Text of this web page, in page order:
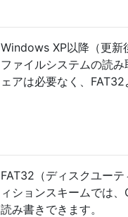
Windows XP以降（更新
ファイルシステムの読
ェアは必要なく、
FAT32（ディスクユー
ィションスキームでは
読み書きできます。